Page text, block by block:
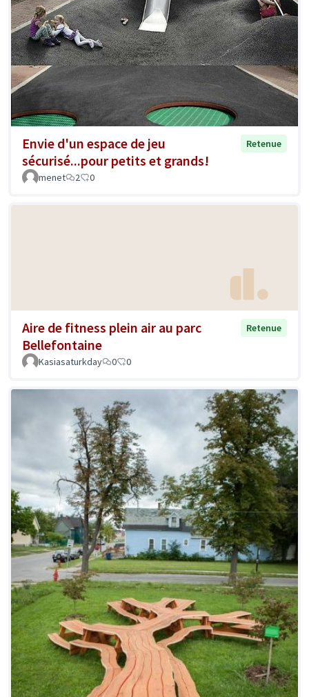
Envie d'un espace de jeu
sécurisé...pour petits et grands!
Retenue
menet 2 0
Aire de fitness plein air au parc
Bellefontaine
Retenue
Kasiasaturkday 0 0